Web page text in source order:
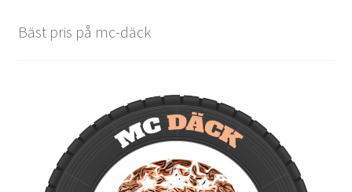
Bäst pris på mc-däck